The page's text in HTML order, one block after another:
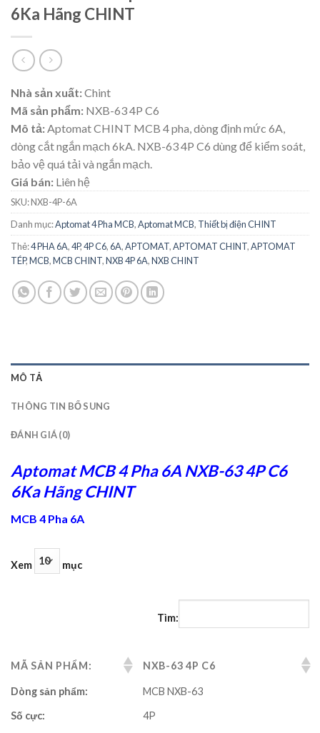
6Ka Hãng CHINT
Nhà sản xuất:Chint
Mã sản phẩm: NXB-63 4P C6
Mô tả: Aptomat CHINT MCB 4 pha, dòng định mức 6A,
dòng cắt ngắn mạch 6kA. NXB-63 4P C6 dùng để kiểm soát,
bảo vệ quá tải và ngắn mạch.
Giá bán: Liên hệ
SKU:NXB-4P-6A
Danh mục:Aptomat 4 Pha MCB,Aptomat MCB, Thiết bị điện CHINT
Thẻ:4 PHA 6A,4P,4P C6,6A,APTOMAT,APTOMAT CHINT,APTOMAT
TÉP,MCB,MCB CHINT,NXB 4P 6A,NXB CHINT
MÔ TẢ
THÔNG TIN BỔ SUNG
ĐÁNH GIÁ (0)
Aptomat MCB 4 Pha 6A NXB-63 4P C6
6Ka Hãng CHINT
MCB 4 Pha 6A
Xem mục
Tìm:
MÃ SẢN PHẨM: NXB-63 4P C6
Dòng sản phẩm:
MCB NXB-63
Số cực:
4P